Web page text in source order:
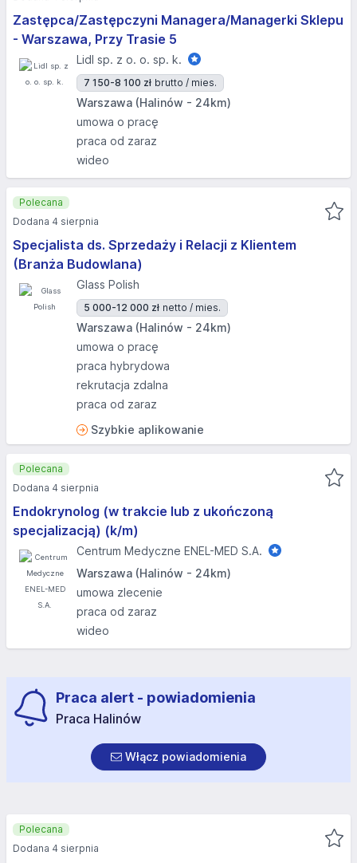
Zastępca/Zastępczyni Managera/Managerki Sklepu
- Warszawa, Przy Trasie 5
Lidl sp. z o. o. sp. k.
7 150-8 100 zł brutto / mies.
Warszawa (Halinów - 24km)
umowa o pracę
praca od zaraz
wideo
Specjalista ds. Sprzedaży i Relacji z Klientem
(Branża Budowlana)
Glass Polish
5 000-12 000 zł netto / mies.
Warszawa (Halinów - 24km)
umowa o pracę
praca hybrydowa
rekrutacja zdalna
praca od zaraz
Szybkie aplikowanie
Polecana
Dodana 4 sierpnia
Endokrynolog (w trakcie lub z ukończoną
specjalizacją) (k/m)
Centrum Medyczne ENEL-MED S.A.
Warszawa (Halinów - 24km)
umowa zlecenie
praca od zaraz
wideo
Polecana
Dodana 4 sierpnia
Praca alert - powiadomienia
Praca Halinów
Włącz powiadomienia
Polecana
Dodana 4 sierpnia